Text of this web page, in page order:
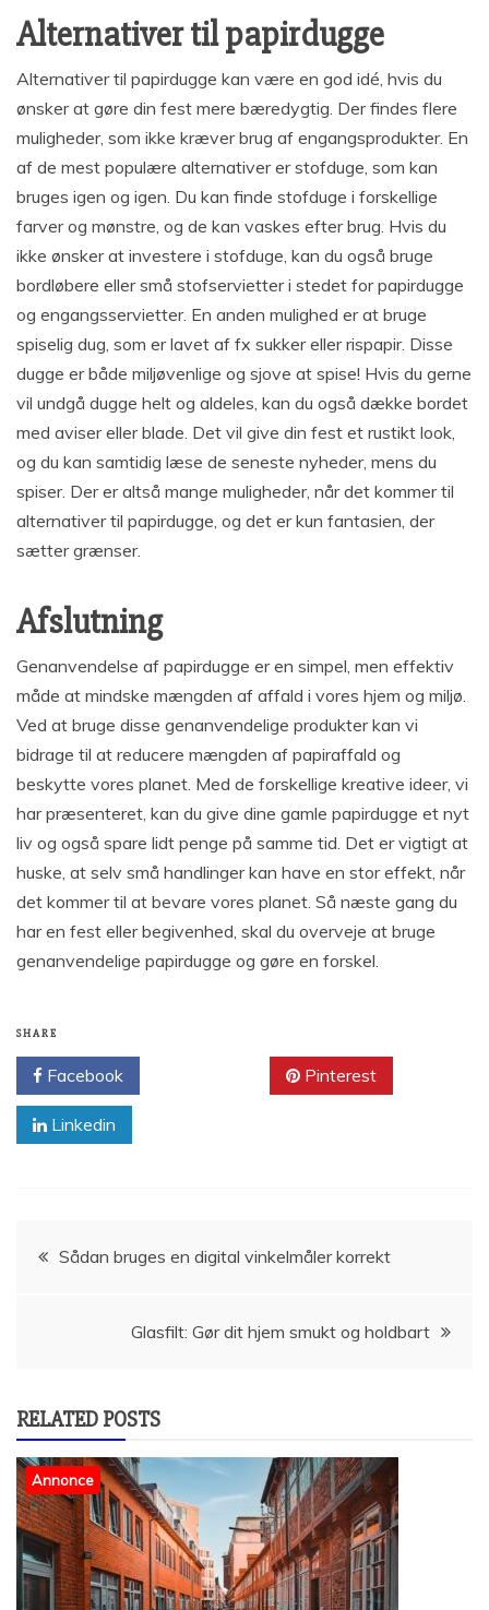
Alternativer til papirdugge
Alternativer til papirdugge kan være en god idé, hvis du
ønsker at gøre din fest mere bæredygtig. Der findes flere
muligheder, som ikke kræver brug af engangsprodukter. En
af de mest populære alternativer er stofduge, som kan
bruges igen og igen. Du kan finde stofduge i forskellige
farver og mønstre, og de kan vaskes efter brug. Hvis du
ikke ønsker at investere i stofduge, kan du også bruge
bordløbere eller små stofservietter i stedet for papirdugge
og engangsservietter. En anden mulighed er at bruge
spiselig dug, som er lavet af fx sukker eller rispapir. Disse
dugge er både miljøvenlige og sjove at spise! Hvis du gerne
vil undgå dugge helt og aldeles, kan du også dække bordet
med aviser eller blade. Det vil give din fest et rustikt look,
og du kan samtidig læse de seneste nyheder, mens du
spiser. Der er altså mange muligheder, når det kommer til
alternativer til papirdugge, og det er kun fantasien, der
sætter grænser.
Afslutning
Genanvendelse af papirdugge er en simpel, men effektiv
måde at mindske mængden af affald i vores hjem og miljø.
Ved at bruge disse genanvendelige produkter kan vi
bidrage til at reducere mængden af papiraffald og
beskytte vores planet. Med de forskellige kreative ideer, vi
har præsenteret, kan du give dine gamle papirdugge et nyt
liv og også spare lidt penge på samme tid. Det er vigtigt at
huske, at selv små handlinger kan have en stor effekt, når
det kommer til at bevare vores planet. Så næste gang du
har en fest eller begivenhed, skal du overveje at bruge
genanvendelige papirdugge og gøre en forskel.
SHARE
Facebook Pinterest
Linkedin
Indlægsnavigation
Sådan bruges en digital vinkelmåler korrekt
Glasfilt: Gør dit hjem smukt og holdbart
RELATED POSTS
Annonce